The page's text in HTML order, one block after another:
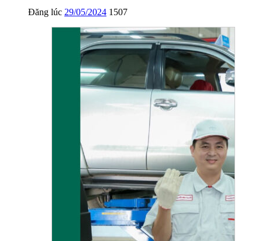
Đăng lúc 29/05/2024 1507